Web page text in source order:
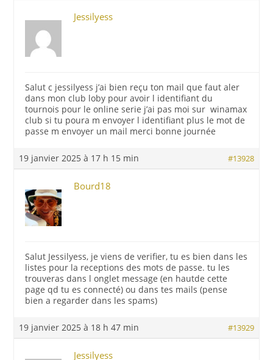
Jessilyess
Salut c jessilyess j’ai bien reçu ton mail que faut aler
dans mon club loby pour avoir l identifiant du
tournois pour le online serie j’ai pas moi sur winamax
club si tu poura m envoyer l identifiant plus le mot de
passe m envoyer un mail merci bonne journée
19 janvier 2025 à 17 h 15 min #13928
Bourd18
Salut Jessilyess, je viens de verifier, tu es bien dans les
listes pour la receptions des mots de passe. tu les
trouveras dans l onglet message (en hautde cette
page qd tu es connecté) ou dans tes mails (pense
bien a regarder dans les spams)
19 janvier 2025 à 18 h 47 min #13929
Jessilyess